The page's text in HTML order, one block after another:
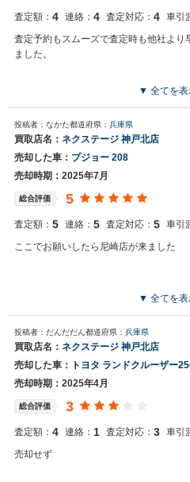
査定額： 4 連絡： 4 査定対応： 4 車引
査定予約もスムーズで査定時も他社より
ました。
▼ 全てを表
投稿者：なかた都道府県： 兵庫県
買取店名： ネクステージ 神戸北店
売却した車： プジョー 208
売却時期：2025年7月
総合評価 5
査定額： 5 連絡： 5 査定対応： 5 車引
ここでお願いしたら尼崎店が来ました
▼ 全てを表
投稿者：だんだだん都道府県： 兵庫県
買取店名： ネクステージ 神戸北店
売却した車：
トヨタ ランドクルーザー
売却時期：2025年4月
総合評価 3
査定額： 4 連絡： 1 査定対応： 3 車引
売却せず